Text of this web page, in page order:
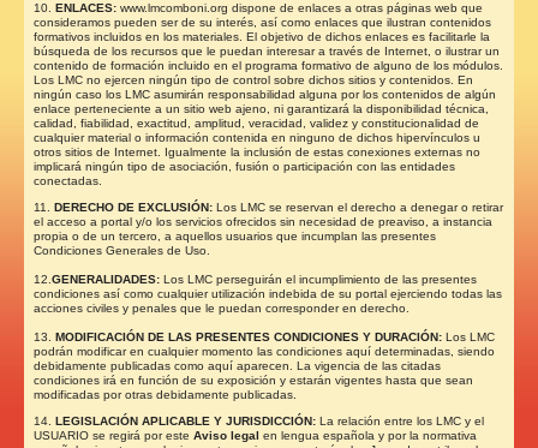
10.ENLACES:www.lmcomboni.org dispone de enlaces a otras páginas web que
consideramos pueden ser de su interés, así como enlaces que ilustran contenidos
formativos incluidos en los materiales. El objetivo de dichos enlaces es facilitarle la
búsqueda de los recursos que le puedan interesar a través de Internet, o ilustrar un
contenido de formación incluido en el programa formativo de alguno de los módulos.
Los LMC no ejercen ningún tipo de control sobre dichos sitios y contenidos. En
ningún caso los LMC asumirán responsabilidad alguna por los contenidos de algún
enlace perteneciente a un sitio web ajeno, ni garantizará la disponibilidad técnica,
calidad, fiabilidad, exactitud, amplitud, veracidad, validez y constitucionalidad de
cualquier material o información contenida en ninguno de dichos hipervínculos u
otros sitios de Internet. Igualmente la inclusión de estas conexiones externas no
implicará ningún tipo de asociación, fusión o participación con las entidades
conectadas.
11.DERECHO DE EXCLUSIÓN:Los LMC se reservan el derecho a denegar o retirar
el acceso a portal y/o los servicios ofrecidos sin necesidad de preaviso, a instancia
propia o de un tercero, a aquellos usuarios que incumplan las presentes
Condiciones Generales de Uso.
12.GENERALIDADES:Los LMC perseguirán el incumplimiento de las presentes
condiciones así como cualquier utilización indebida de su portal ejerciendo todas las
acciones civiles y penales que le puedan corresponder en derecho.
13. MODIFICACIÓN DE LAS PRESENTES CONDICIONES Y DURACIÓN:Los LMC
podrán modificar en cualquier momento las condiciones aquí determinadas, siendo
debidamente publicadas como aquí aparecen. La vigencia de las citadas
condiciones irá en función de su exposición y estarán vigentes hasta que sean
modificadas por otras debidamente publicadas.
14.LEGISLACIÓN APLICABLE Y JURISDICCIÓN:La relación entre los LMC y el
USUARIO se regirá por esteAviso legal en lengua española y por la normativa